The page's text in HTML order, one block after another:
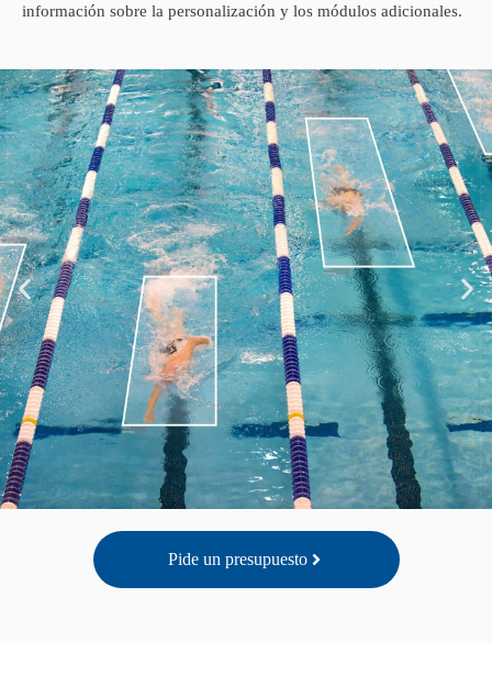
información sobre la personalización y los módulos adicionales.
Detección aéreaPide un presupuesto